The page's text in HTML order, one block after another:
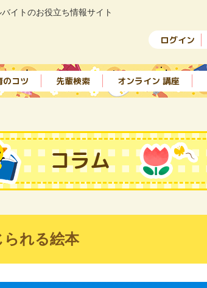
イトのお役立ち情報サイト
ログイン
のコツ 先輩検索 オンライン 講座
コラム
れる絵本